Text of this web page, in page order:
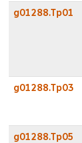
g01288.Tp01
g01288.Tp03
g01288.Tp05